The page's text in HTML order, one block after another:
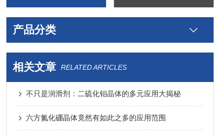
产品分类
相关文章 RELATED ARTICLES
不只是润滑剂：二硫化钼晶体的多元应用大揭秘
六方氮化硼晶体竟然有如此之多的应用范围